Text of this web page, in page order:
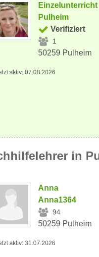
Einzelunterricht
Pulheim
Verifiziert
1
50259 Pulheim
aktiv: 07.08.2026
in
Anna
Anna1364
94
50259 Pulheim
aktiv: 31.07.2026